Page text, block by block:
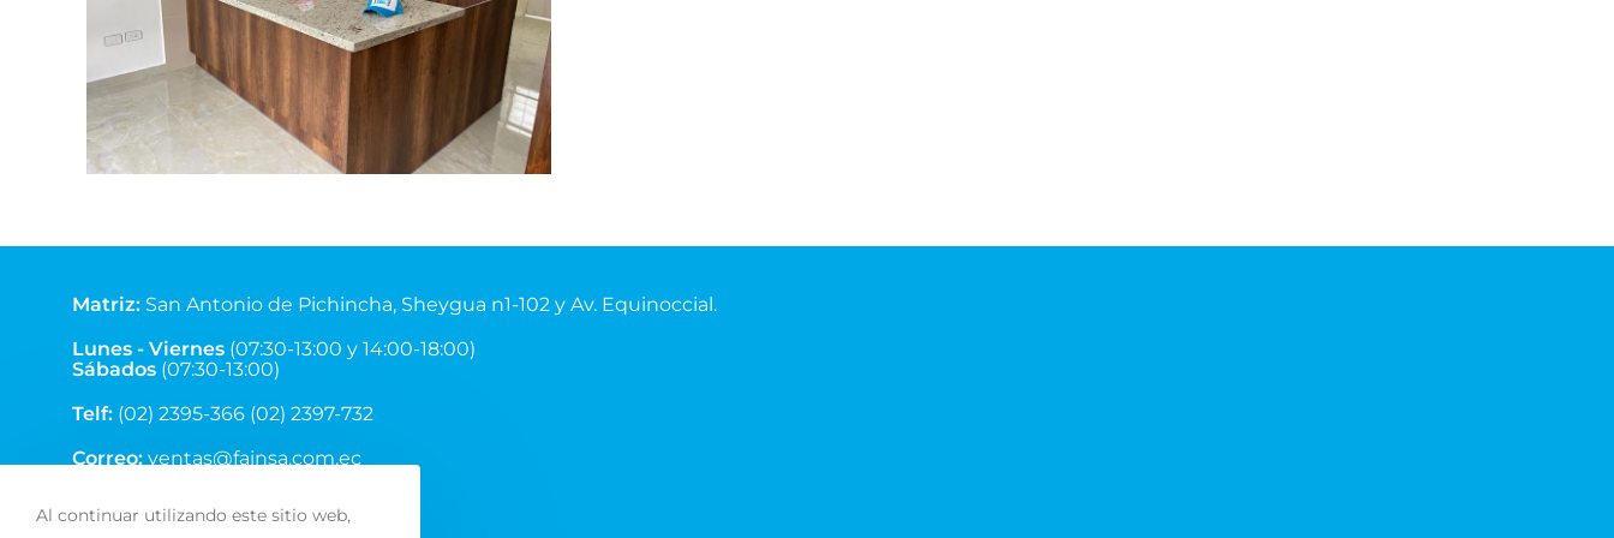
Matriz: San Antonio de Pichincha, Sheygua n1-102 y Av. Equinoccial.
Lunes - Viernes (07:30-13:00 y 14:00-18:00)
Sábados (07:30-13:00)
Telf: (02) 2395-366 (02) 2397-732
Correo: ventas@fainsa.com.ec
Al continuar utilizando este sitio web,